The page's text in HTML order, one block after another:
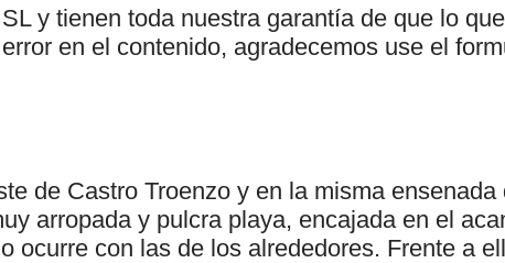
y tienen toda nuestra garantía de que lo
en el contenido, agradecemos use el
de Castro Troenzo y en la misma ensenada
arropada y pulcra playa, encajada en el
ocurre con las de los alrededores. Frente a